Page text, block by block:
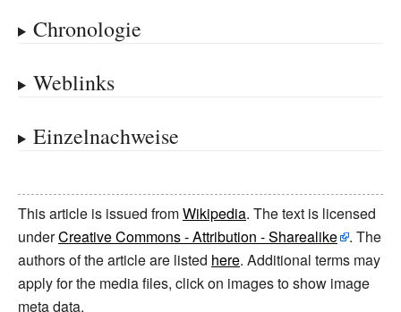
Chronologie
Weblinks
Einzelnachweise
This article is issued fromWikipedia. The text is licensed
underCreative Commons - Attribution - Sharealike
. The
authors of the article are listed here. Additional terms may
apply for the media files, click on images to show image
meta data.